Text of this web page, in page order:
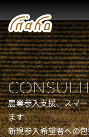
農業参入支援、スマ
ます
新規参入希望者への